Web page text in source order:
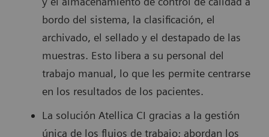
bordo del sistema, la clasificación, el
archivado, el sellado y el destapado de las
muestras. Esto libera a su personal del
trabajo manual, lo que les permite centrarse
en los resultados de los pacientes.
La solución Atellica CI gracias a la gestión
única de los flujos de trabajo; abordan los